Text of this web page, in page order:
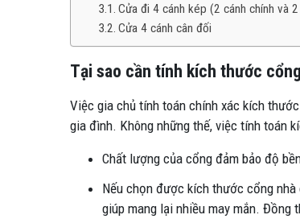
Cửa đi 4 cánh kép (2 cánh chính và
Cửa 4 cánh cân đối
Tại sao cần tính kích thước
Việc gia chủ tính toán chính xác kích
gia đình. Không những thế, việc tính toán
Chất lượng của cổng đảm bảo độ
Nếu chọn được kích thước cổng
giúp mang lại nhiều may mắn.